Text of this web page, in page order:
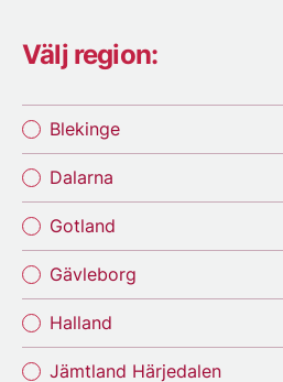
Välj region:
Blekinge
Dalarna
Gotland
Gävleborg
Halland
Jämtland Härjedalen